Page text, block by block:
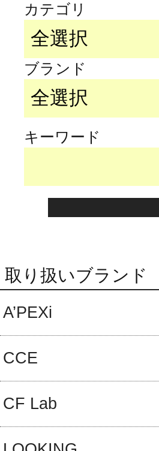
カテゴリ
ブランド
キーワード
取り扱いブランド
A’PEXi
CCE
CF Lab